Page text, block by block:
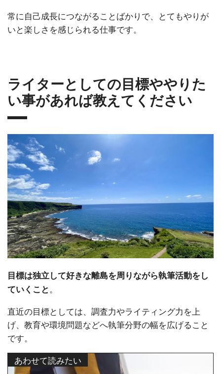
常に自己成長につながることばかりで、とてもやりが
いと楽しさを感じられる仕事です。
ライターとしての目標ややりた
い事があれば教えてください
目標は独立して好きな離島を周りながら執筆活動をし
ていくこと 。
直近の目標としては、調査力やライティング力を上
げ、教育や環境問題などへ執筆分野の幅を広げること
です。
あわせて読みたい